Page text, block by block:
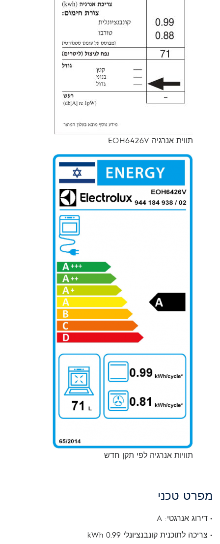
תווית אנרגיה EOH6426V
תוויות אנרגיה לפי תקן חדש
מפרט טכני
• דירוג אנרגטי: A
• צריכה לתוכנית קונבנציונלי kWh 0.99